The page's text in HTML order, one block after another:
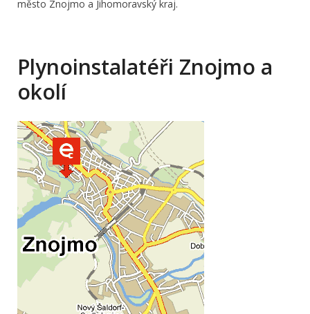
město Znojmo a Jihomoravský kraj.
Plynoinstalatéři Znojmo a
okolí